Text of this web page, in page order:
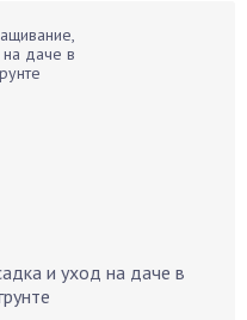
и уход на даче в